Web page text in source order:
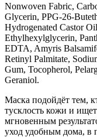
Nonwoven Fabric,
Glycerin, PPG-26-
Hydrogenated Castor
Ethylhexylglycerin,
EDTA, Amyris
Retinyl Palmitate,
Gum, Tocopherol,
Geraniol.
Маска подойдёт тем,
тусклость кожи и
мгновенным
уход удобным дома, в